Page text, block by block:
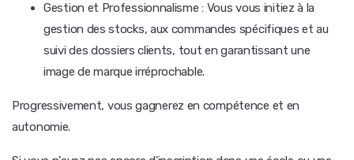
Gestion et Professionnalisme : Vous vous initiez à la
gestion des stocks, aux commandes spécifiques et au
suivi des dossiers clients, tout en garantissant une
image de marque irréprochable.
Progressivement, vous gagnerez en compétence et en
autonomie.